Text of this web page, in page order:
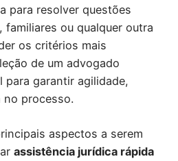
para resolver questões
ou qualquer outra
os critérios mais
de um advogado
para garantir agilidade,
no processo.
aspectos a serem
assistência jurídica rápida